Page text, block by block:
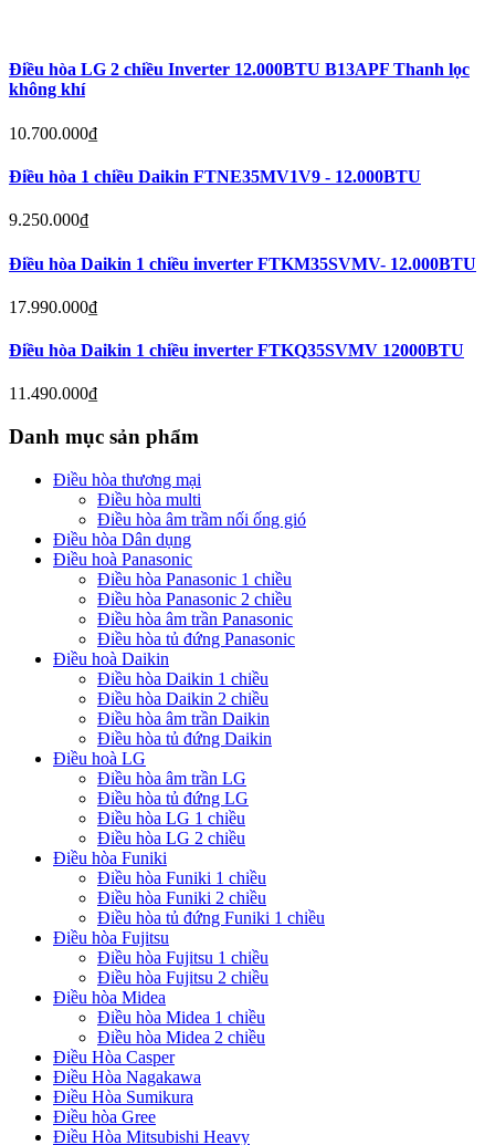
Điều hòa LG 2 chiều Inverter 12.000BTU B13APF Thanh lọc
không khí
10.700.000₫
Điều hòa 1 chiều Daikin FTNE35MV1V9 - 12.000BTU
9.250.000₫
Điều hòa Daikin 1 chiều inverter FTKM35SVMV- 12.000BTU
17.990.000₫
Điều hòa Daikin 1 chiều inverter FTKQ35SVMV 12000BTU
11.490.000₫
Danh mục sản phẩm
Điều hòa thương mại
Điều hòa multi
Điều hòa âm trầm nối ống gió
Điều hòa Dân dụng
Điều hoà Panasonic
Điều hòa Panasonic 1 chiều
Điều hòa Panasonic 2 chiều
Điều hòa âm trần Panasonic
Điều hòa tủ đứng Panasonic
Điều hoà Daikin
Điều hòa Daikin 1 chiều
Điều hòa Daikin 2 chiều
Điều hòa âm trần Daikin
Điều hòa tủ đứng Daikin
Điều hoà LG
Điều hòa âm trần LG
Điều hòa tủ đứng LG
Điều hòa LG 1 chiều
Điều hòa LG 2 chiều
Điều hòa Funiki
Điều hòa Funiki 1 chiều
Điều hòa Funiki 2 chiều
Điều hòa tủ đứng Funiki 1 chiều
Điều hòa Fujitsu
Điều hòa Fujitsu 1 chiều
Điều hòa Fujitsu 2 chiều
Điều hòa Midea
Điều hòa Midea 1 chiều
Điều hòa Midea 2 chiều
Điều Hòa Casper
Điều Hòa Nagakawa
Điều Hòa Sumikura
Điều hòa Gree
Điều Hòa Mitsubishi Heavy